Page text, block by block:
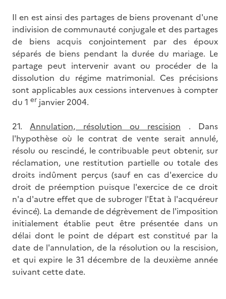
Il en est ainsi des partages de biens provenant d'une
indivision de communauté conjugale et des partages
de biens acquis conjointement par des époux
séparés de biens pendant la durée du mariage. Le
partage peut intervenir avant ou procéder de la
dissolution du régime matrimonial. Ces précisions
sont applicables aux cessions intervenues à compter
du 1 er janvier 2004.
21.Annulation, résolution ou rescision . Dans
l'hypothèse où le contrat de vente serait annulé,
résolu ou rescindé, le contribuable peut obtenir, sur
réclamation, une restitution partielle ou totale des
droits indûment perçus (sauf en cas d'exercice du
droit de préemption puisque l'exercice de ce droit
n'a d'autre effet que de subroger l'Etat à l'acquéreur
évincé). La demande de dégrèvement de l'imposition
initialement établie peut être présentée dans un
délai dont le point de départ est constitué par la
date de l'annulation, de la résolution ou la rescision,
et qui expire le 31 décembre de la deuxième année
suivant cette date.